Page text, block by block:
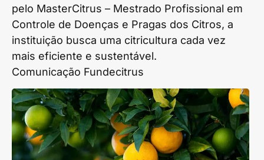
pelo MasterCitrus – Mestrado Profissional em
Controle de Doenças e Pragas dos Citros, a
instituição busca uma citricultura cada vez
mais eficiente e sustentável.
Comunicação Fundecitrus